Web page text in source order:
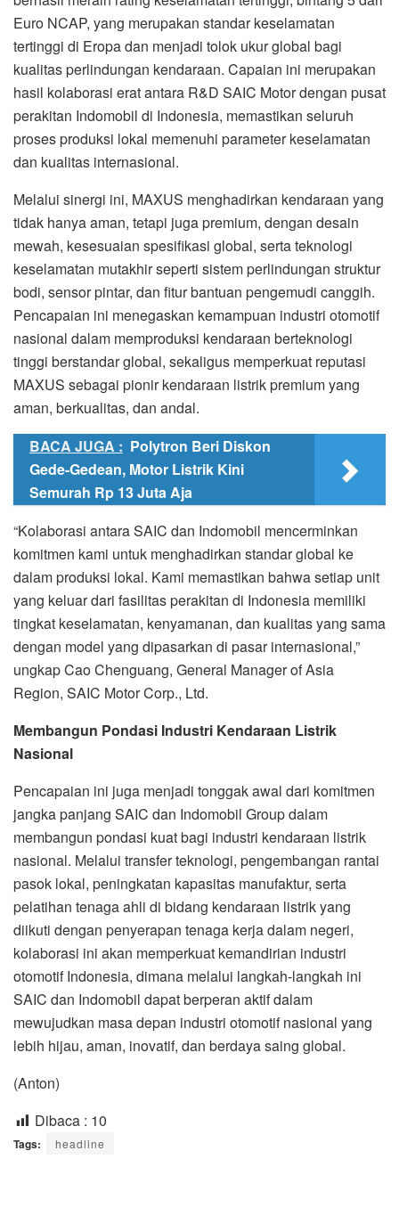
Euro NCAP, yang merupakan standar keselamatan
tertinggi di Eropa dan menjadi tolok ukur global bagi
kualitas perlindungan kendaraan. Capaian ini merupakan
hasil kolaborasi erat antara R&D SAIC Motor dengan pusat
perakitan Indomobil di Indonesia, memastikan seluruh
proses produksi lokal memenuhi parameter keselamatan
dan kualitas internasional.
Melalui sinergi ini, MAXUS menghadirkan kendaraan yang
tidak hanya aman, tetapi juga premium, dengan desain
mewah, kesesuaian spesifikasi global, serta teknologi
keselamatan mutakhir seperti sistem perlindungan struktur
bodi, sensor pintar, dan fitur bantuan pengemudi canggih.
Pencapaian ini menegaskan kemampuan industri otomotif
nasional dalam memproduksi kendaraan berteknologi
tinggi berstandar global, sekaligus memperkuat reputasi
MAXUS sebagai pionir kendaraan listrik premium yang
aman, berkualitas, dan andal.
BACA JUGA : Polytron Beri Diskon
Gede-Gedean, Motor Listrik Kini
Semurah Rp 13 Juta Aja
“Kolaborasi antara SAIC dan Indomobil mencerminkan
komitmen kami untuk menghadirkan standar global ke
dalam produksi lokal. Kami memastikan bahwa setiap unit
yang keluar dari fasilitas perakitan di Indonesia memiliki
tingkat keselamatan, kenyamanan, dan kualitas yang sama
dengan model yang dipasarkan di pasar internasional,”
ungkap Cao Chenguang, General Manager of Asia
Region, SAIC Motor Corp., Ltd.
Membangun Pondasi Industri Kendaraan Listrik
Nasional
Pencapaian ini juga menjadi tonggak awal dari komitmen
jangka panjang SAIC dan Indomobil Group dalam
membangun pondasi kuat bagi industri kendaraan listrik
nasional. Melalui transfer teknologi, pengembangan rantai
pasok lokal, peningkatan kapasitas manufaktur, serta
pelatihan tenaga ahli di bidang kendaraan listrik yang
diikuti dengan penyerapan tenaga kerja dalam negeri,
kolaborasi ini akan memperkuat kemandirian industri
otomotif Indonesia, dimana melalui langkah-langkah ini
SAIC dan Indomobil dapat berperan aktif dalam
mewujudkan masa depan industri otomotif nasional yang
lebih hijau, aman, inovatif, dan berdaya saing global.
(Anton)
Dibaca : 10
Tags: headline